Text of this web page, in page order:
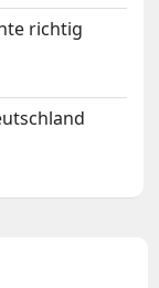
richtig